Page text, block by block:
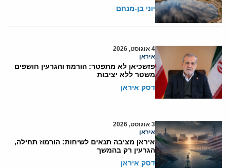
יוני בן-מנחם
4 אוגוסט, 2026
איראן
פזשכיאן לא מתפטר: הורמוז והגרעין חושפים
משטר ללא יציבות
דסק איראן
3 אוגוסט, 2026
איראן
איראן מציבה תנאים לשיחות: הורמוז תחילה,
הגרעין רק בהמשך
דסק איראן